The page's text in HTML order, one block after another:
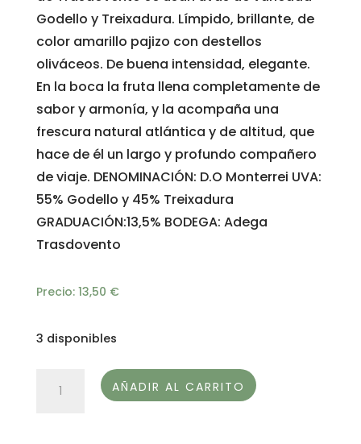
Godello y Treixadura. Límpido, brillante, de
color amarillo pajizo con destellos
oliváceos. De buena intensidad, elegante.
En la boca la fruta llena completamente de
sabor y armonía, y la acompaña una
frescura natural atlántica y de altitud, que
hace de él un largo y profundo compañero
de viaje. DENOMINACIÓN: D.O Monterrei UVA:
55% Godello y 45% Treixadura
GRADUACIÓN:13,5% BODEGA: Adega
Trasdovento
Precio: 13,50 €
3 disponibles
TRASDOVENTOAÑADIR AL CARRITO